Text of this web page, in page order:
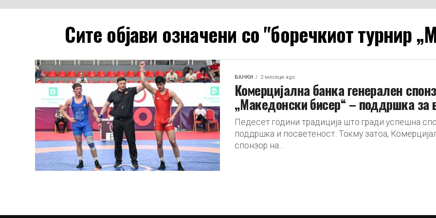
Сите објави означени со "боречкиот турнир
БАНКИ 2 месеци ago
Комерцијална банка генерален
„Македонски бисер“ – поддршка за
Педесет години традиција што гради успешна
поддршка и посветеност. Токму затоа,
спонзор на...